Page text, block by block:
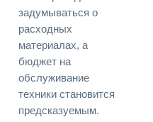
задумываться о
расходных
материалах, а
бюджет на
обслуживание
техники становится
предсказуемым.